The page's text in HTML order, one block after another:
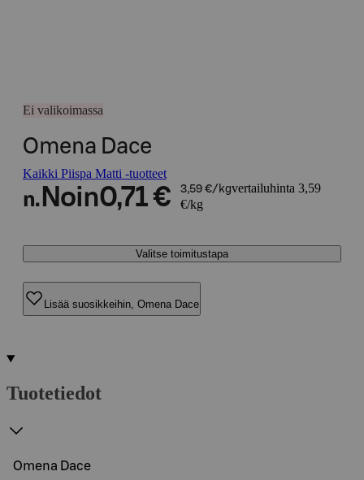
Ei valikoimassa
Omena Dace
Kaikki Piispa Matti -tuotteet
n. Noin0,71 € 3,59 €/kgvertailuhinta 3,59
€/kg
Valitse toimitustapa
Lisää suosikkeihin, Omena Dace
Tuotetiedot
Omena Dace